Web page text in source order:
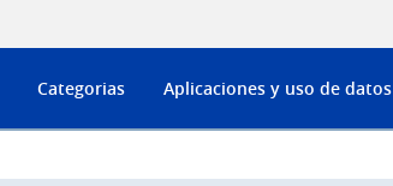
Categorias Aplicaciones y uso de datos